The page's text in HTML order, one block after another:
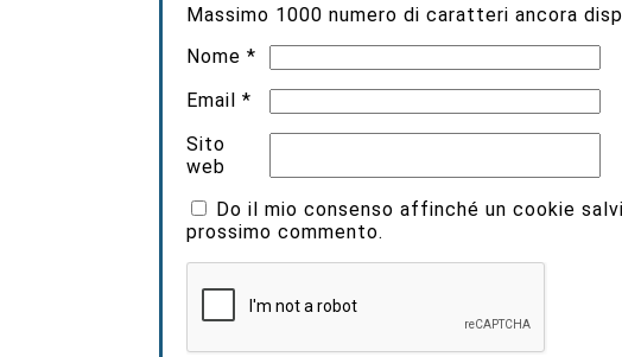
Massimo 1000 numero di caratteri ancora
Nome*
Email*
Sito
web
Do il mio consenso affinché un cookie
prossimo commento.